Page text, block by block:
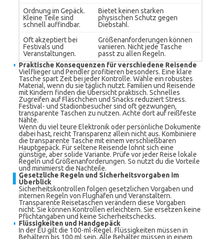
Ordnung im Gepäck.
Kleine Teile sind
schnell auffindbar.
Bietet keinen starken
physischen Schutz gegen
Diebstahl.
Oft akzeptiert bei
Festivals und
Veranstaltungen.
Größenanforderungen können
variieren. Nicht jede Tasche
passt zu allen Regeln.
Praktische Konsequenzen für verschiedene Reisende
Vielflieger und Pendler profitieren besonders. Eine klare
Tasche spart Zeit bei jeder Kontrolle. Wähle ein robustes
Material, wenn du sie täglich nutzt. Familien und Reisende
mit Kindern finden die Übersicht praktisch. Schnelles
Zugreifen auf Fläschchen und Snacks reduziert Stress.
Festival- und Stadionbesucher sind oft gezwungen,
transparente Taschen zu nutzen. Achte dort auf reißfeste
Nähte.
Wenn du viel teure Elektronik oder persönliche Dokumente
dabei hast, reicht Transparenz allein nicht aus. Kombiniere
die transparente Tasche mit einem verschließbaren
Hauptgepäck. Für seltene Reisende lohnt sich eine
günstige, aber solide Variante. Prüfe vor jeder Reise lokale
Regeln und Größenanforderungen. So nutzt du die Vorteile
und minimierst die Nachteile.
Gesetzliche Regeln und Sicherheitsvorgaben im
Überblick
Sicherheitskontrollen folgen gesetzlichen Vorgaben und
internen Regeln von Flughäfen und Veranstaltern.
Transparente Reisetaschen verändern diese Vorgaben
nicht. Sie können Kontrollen erleichtern. Sie ersetzen keine
Pflichtangaben und keine Sicherheitschecks.
Flüssigkeiten und Handgepäck
In der EU gilt die 100-ml-Regel. Flüssigkeiten müssen in
Behältern bis 100 ml sein. Alle Behälter müssen in einem